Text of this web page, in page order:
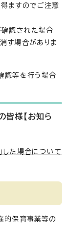
ますのでご注意
確認された場合
す場合がありま
認等を行う場合
様【お知ら
した場合について
的保育事業等の